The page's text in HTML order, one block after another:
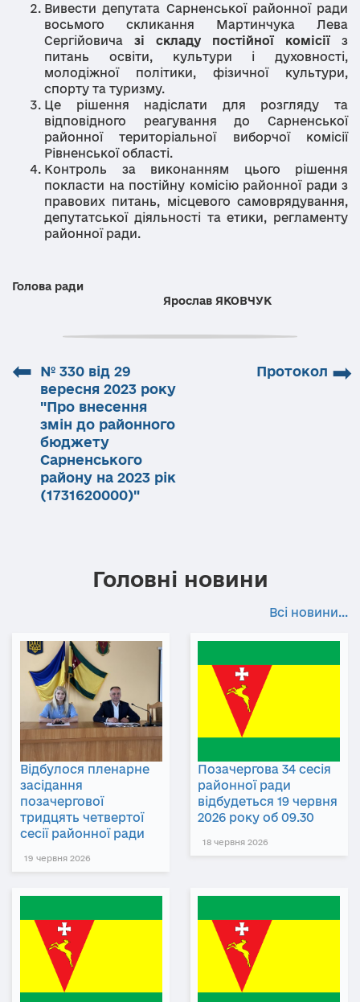
Вивести депутата Сарненської районної ради
восьмого скликання Мартинчука Лева
Сергійовича зі складу постійної комісії з
питань освіти, культури і духовності,
молодіжної політики, фізичної культури,
спорту та туризму.
Це рішення надіслати для розгляду та
відповідного реагування до Сарненської
районної територіальної виборчої комісії
Рівненської області.
Контроль за виконанням цього рішення
покласти на постійну комісію районної ради з
правових питань, місцевого самоврядування,
депутатської діяльності та етики, регламенту
районної ради.
Голова ради
Ярослав ЯКОВЧУК
⬅
№ 330 від 29
вересня 2023 року
"Про внесення
змін до районного
бюджету
Сарненського
району на 2023 рік
(1731620000)"
➡
Протокол
Головні новини
Всі новини...
Відбулося пленарне
засідання
позачергової
тридцять четвертої
сесії районної ради
19 червня 2026
Позачергова 34 сесія
районної ради
відбудеться 19 червня
2026 року об 09.30
18 червня 2026